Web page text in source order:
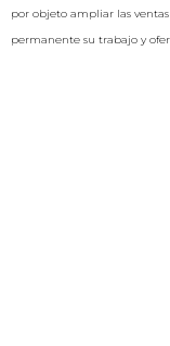
por objeto ampliar las
permanente su trabajo y